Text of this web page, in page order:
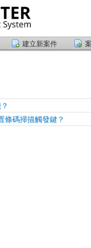
建立新案件
條碼掃描觸發鍵？